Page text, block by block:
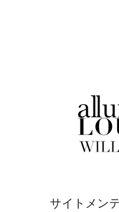
サイトメン